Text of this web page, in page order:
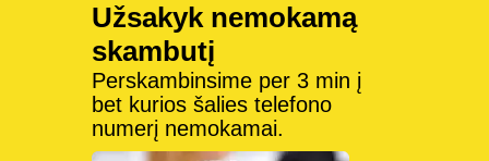
Užsakyk nemokamą
skambutį
Perskambinsime per 3 min į
bet kurios šalies telefono
numerį nemokamai.